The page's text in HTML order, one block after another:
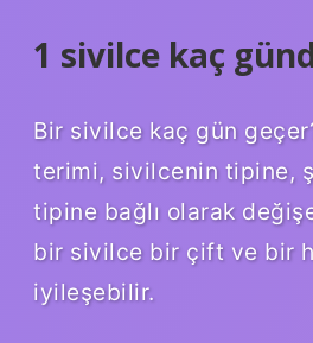
1 sivilce kaç
Bir sivilce kaç gün
terimi, sivilcenin tipine,
tipine bağlı olarak
bir sivilce bir çift ve bir
iyileşebilir.